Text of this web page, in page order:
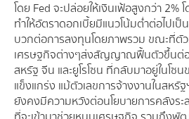
โดย Fed จะปล่อยให้เงินเฟ้อสูงกว่า 2%
ทำให้อัตราดอกเบี้ยมีแนวโน้มต่ำต่อไปเป็
บวกต่อการลงทุนโดยภาพรวม ขณะที่ตั
เศรษฐกิจต่างๆส่งสัญญาณฟื้นตัวขึ้นต่อ
สหรัฐ จีน และยูโรโซน ที่กลับมาอยู่ในโซ
แข็งแกร่ง แม้ตัวเลขการจ้างงานในสหรั
ยังคงมีความหวังต่อนโยบายการคลังระ